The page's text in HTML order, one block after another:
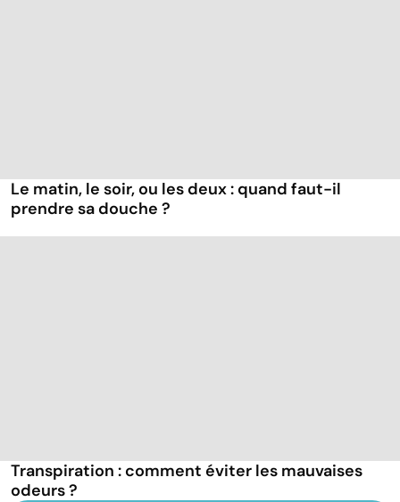
Le matin, le soir, ou les deux : quand faut-il
prendre sa douche ?
Transpiration : comment éviter les mauvaises
odeurs ?